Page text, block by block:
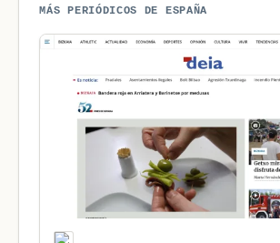
MÁS PERIÓDICOS DE ESPAÑA